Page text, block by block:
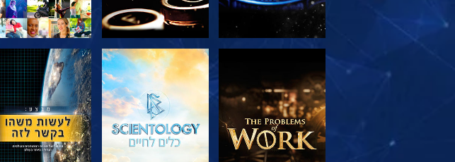
בדוק את הסדרה צפה בדוק את הסדרה